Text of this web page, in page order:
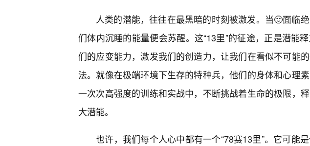
人类的潜能，往往在最黑暗的时刻被激发。当🙂面临
们体内沉睡的能量便会苏醒。这“13里”的征途，正是潜能
们的应变能力，激发我们的创造力，让我们在看似不可能
法。就像在极端环境下生存的特种兵，他们的身体和心理
一次次高强度的训练和实战中，不断挑战着生命的极限，
大潜能。
也许，我们每个人心中都有一个“78赛13里”。它可能